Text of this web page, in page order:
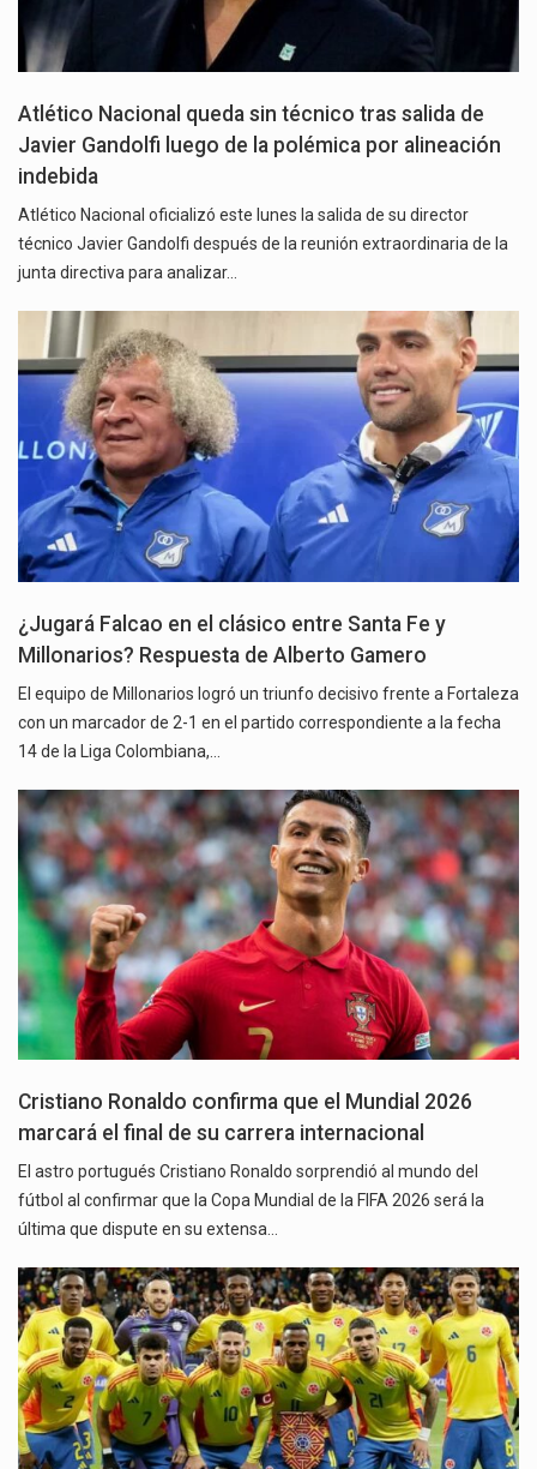
Atlético Nacional queda sin técnico tras salida de
Javier Gandolfi luego de la polémica por alineación
indebida
Atlético Nacional oficializó este lunes la salida de su director
técnico Javier Gandolfi después de la reunión extraordinaria de la
junta directiva para analizar…
¿Jugará Falcao en el clásico entre Santa Fe y
Millonarios? Respuesta de Alberto Gamero
El equipo de Millonarios logró un triunfo decisivo frente a Fortaleza
con un marcador de 2-1 en el partido correspondiente a la fecha
14 de la Liga Colombiana,…
Cristiano Ronaldo confirma que el Mundial 2026
marcará el final de su carrera internacional
El astro portugués Cristiano Ronaldo sorprendió al mundo del
fútbol al confirmar que la Copa Mundial de la FIFA 2026 será la
última que dispute en su extensa…